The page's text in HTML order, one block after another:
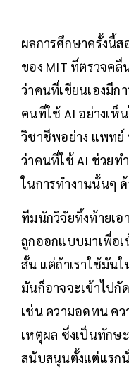
ผลการศึกษาครั้งนี้
ของ MIT ที่ตรวจค
ว่าคนที่เขียนเองมีก
คนที่ใช้ AI อย่างเห็
วิชาชีพอย่าง แพทย์
ว่าคนที่ใช้ AI ช่วยท
ในการทำงานนั้นๆ ด้
ทีมนักวิจัยทิ้งท้ายเอ
ถูกออกแบบมาเพื่อ
สั้น แต่ถ้าเราใช้มัน
มันก็อาจจะเข้าไป
เช่น ความอดทน คว
เหตุผล ซึ่งเป็นทักษ
สนับสนุนตั้งแต่แรก